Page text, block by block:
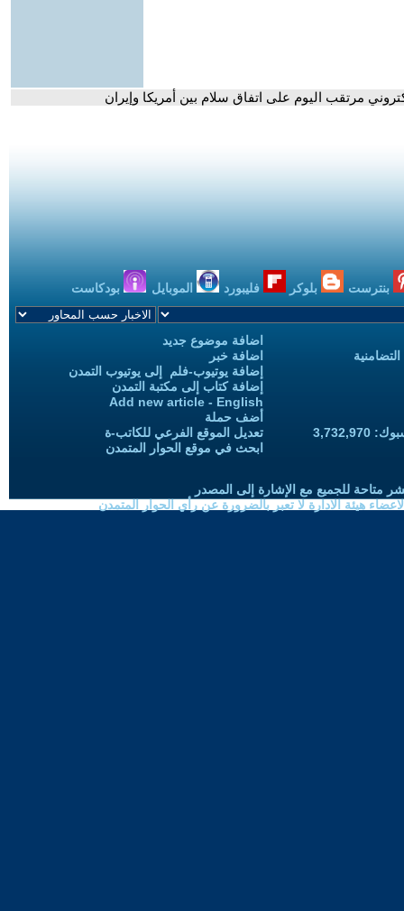
مرتقب اليوم على اتفاق سلام بين أمريكا وإيران
بنترست بلوكر فليبورد الموبايل بودكاست
اضافة موضوع جديد
اضافة خبر
إضافة يوتيوب-فلم إلى يوتيوب التمدن
إضافة كتاب إلى مكتبة التمدن
Add new article - English
أضف حملة
تعديل الموقع الفرعي للكاتب-ة
ابحث في موقع الحوار المتمدن
متاحة للجميع مع الإشارة إلى المصدر
هيئة الادارة لا تعبر بالضرورة عن رأي الحوار المتمدن